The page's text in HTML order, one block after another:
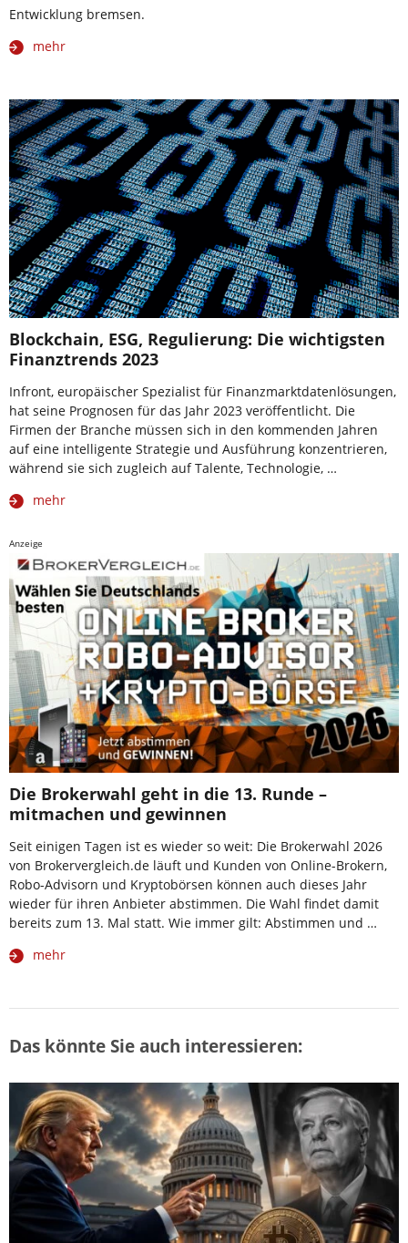
Entwicklung bremsen.
mehr
Blockchain, ESG, Regulierung: Die wichtigsten
Finanztrends 2023
Infront, europäischer Spezialist für Finanzmarktdatenlösungen,
hat seine Prognosen für das Jahr 2023 veröffentlicht. Die
Firmen der Branche müssen sich in den kommenden Jahren
auf eine intelligente Strategie und Ausführung konzentrieren,
während sie sich zugleich auf Talente, Technologie, …
mehr
Anzeige
Die Brokerwahl geht in die 13. Runde –
mitmachen und gewinnen
Seit einigen Tagen ist es wieder so weit: Die Brokerwahl 2026
von Brokervergleich.de läuft und Kunden von Online-Brokern,
Robo-Advisorn und Kryptobörsen können auch dieses Jahr
wieder für ihren Anbieter abstimmen. Die Wahl findet damit
bereits zum 13. Mal statt. Wie immer gilt: Abstimmen und …
mehr
Das könnte Sie auch interessieren: